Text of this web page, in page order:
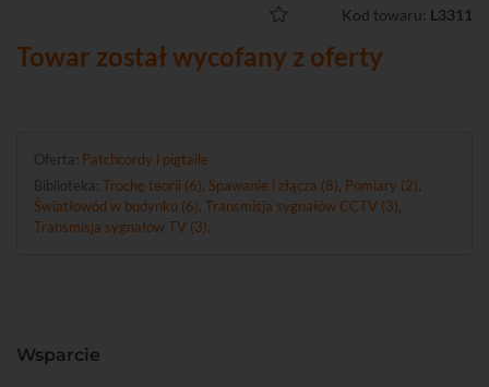
Kod towaru: L3311
Towar został wycofany z oferty
Oferta: Patchcordy i pigtaile
Biblioteka: Trochę teorii (6) Spawanie i złącza (8) Pomiary (2)
Światłowód w budynku (6) Transmisja sygnałów CCTV (3)
Transmisja sygnałów TV (3)
Wsparcie